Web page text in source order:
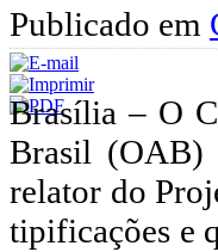
Publicado em
Brasília – O
Brasil (OAB)
relator do
tipificações e